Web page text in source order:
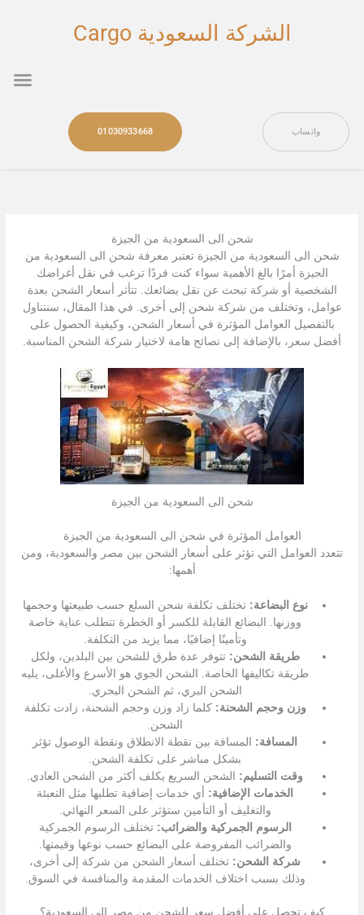
الشركة السعودية Cargo
واتساب 01030933668
شحن الى السعودية من الجيزة
شحن الى السعودية من الجيزة تعتبر معرفة شحن الى السعودية من
الجيزة أمرًا بالغ الأهمية سواء كنت فردًا ترغب في نقل أغراضك
الشخصية أو شركة تبحث عن نقل بضائعك. تتأثر أسعار الشحن بعدة
عوامل، وتختلف من شركة شحن إلى أخرى. في هذا المقال، سنتناول
بالتفصيل العوامل المؤثرة في أسعار الشحن، وكيفية الحصول على
أفضل سعر، بالإضافة إلى نصائح هامة لاختيار شركة الشحن المناسبة.
شحن الى السعودية من الجيزة
العوامل المؤثرة في شحن الى السعودية من الجيزة
تتعدد العوامل التي تؤثر على أسعار الشحن بين مصر والسعودية، ومن
أهمها:
نوع البضاعة: تختلف تكلفة شحن السلع حسب طبيعتها وحجمها
ووزنها. البضائع القابلة للكسر أو الخطرة تتطلب عناية خاصة
وتأمينًا إضافيًا، مما يزيد من التكلفة.
طريقة الشحن: تتوفر عدة طرق للشحن بين البلدين، ولكل
طريقة تكاليفها الخاصة. الشحن الجوي هو الأسرع والأغلى، يليه
الشحن البري، ثم الشحن البحري.
وزن وحجم الشحنة: كلما زاد وزن وحجم الشحنة، زادت تكلفة
الشحن.
المسافة: المسافة بين نقطة الانطلاق ونقطة الوصول تؤثر
بشكل مباشر على تكلفة الشحن.
وقت التسليم: الشحن السريع يكلف أكثر من الشحن العادي.
الخدمات الإضافية: أي خدمات إضافية تطلبها مثل التعبئة
والتغليف أو التأمين ستؤثر على السعر النهائي.
الرسوم الجمركية والضرائب: تختلف الرسوم الجمركية
والضرائب المفروضة على البضائع حسب نوعها وقيمتها.
شركة الشحن: تختلف أسعار الشحن من شركة إلى أخرى،
وذلك بسبب اختلاف الخدمات المقدمة والمنافسة في السوق.
كيف تحصل على أفضل سعر للشحن من مصر إلى السعودية؟